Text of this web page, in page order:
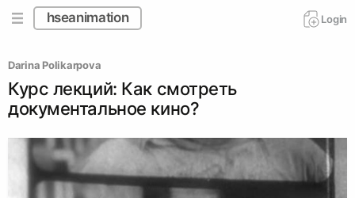
hseanimation Login
Darina Polikarpova
Курс лекций: Как смотреть
документальное кино?